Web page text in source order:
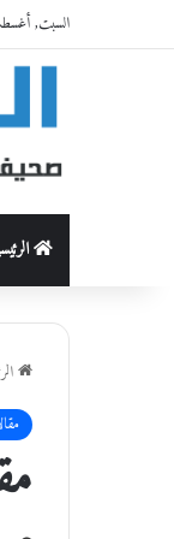
السبت, أغسطس 8